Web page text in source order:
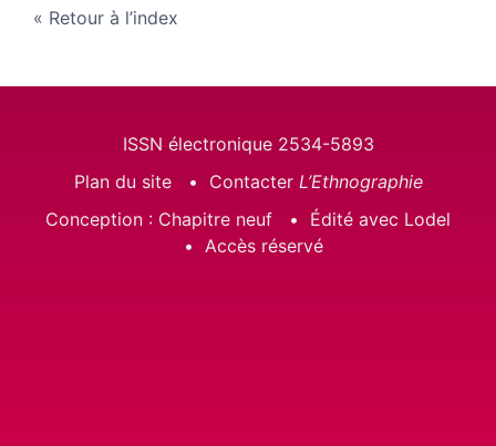
Retour à l’index
ISSN électronique 2534-5893
Plan du site
Contacter L’Ethnographie
Conception : Chapitre neuf
Édité avec Lodel
Accès réservé